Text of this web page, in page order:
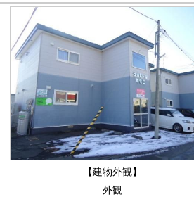
【建物外観】
外観